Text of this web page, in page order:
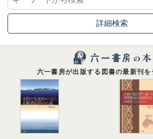
詳細検索
六一書房が出版する図書の最新刊を